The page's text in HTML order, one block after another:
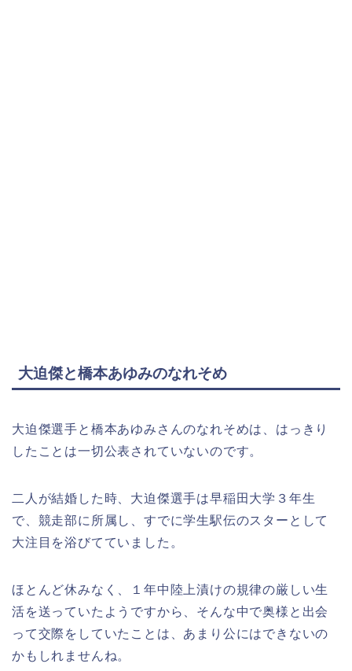
大迫傑と橋本あゆみのなれそめ
大迫傑選手と橋本あゆみさんのなれそめは、はっきり
したことは一切公表されていないのです。
二人が結婚した時、大迫傑選手は早稲田大学３年生
で、競走部に所属し、すでに学生駅伝のスターとして
大注目を浴びてていました。
ほとんど休みなく、１年中陸上漬けの規律の厳しい生
活を送っていたようですから、そんな中で奥様と出会
って交際をしていたことは、あまり公にはできないの
かもしれませんね。